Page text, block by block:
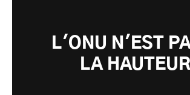
L'ONU N'EST
LA HAUTEUR